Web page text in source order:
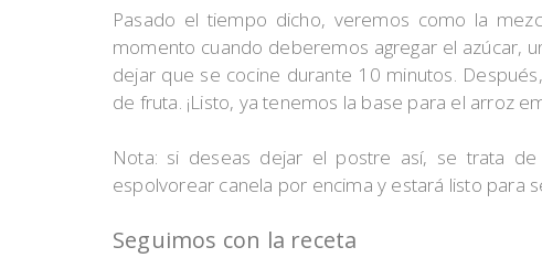
Pasado el tiempo dicho, veremos como la
momento cuando deberemos agregar el azúcar,
dejar que se cocine durante 10 minutos.
de fruta. ¡Listo, ya tenemos la base para el arroz
Nota: si deseas dejar el postre así, se trata de
espolvorear canela por encima y estará listo para
Seguimos con la receta